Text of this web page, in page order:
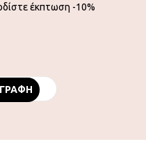
έκπτωση -10%